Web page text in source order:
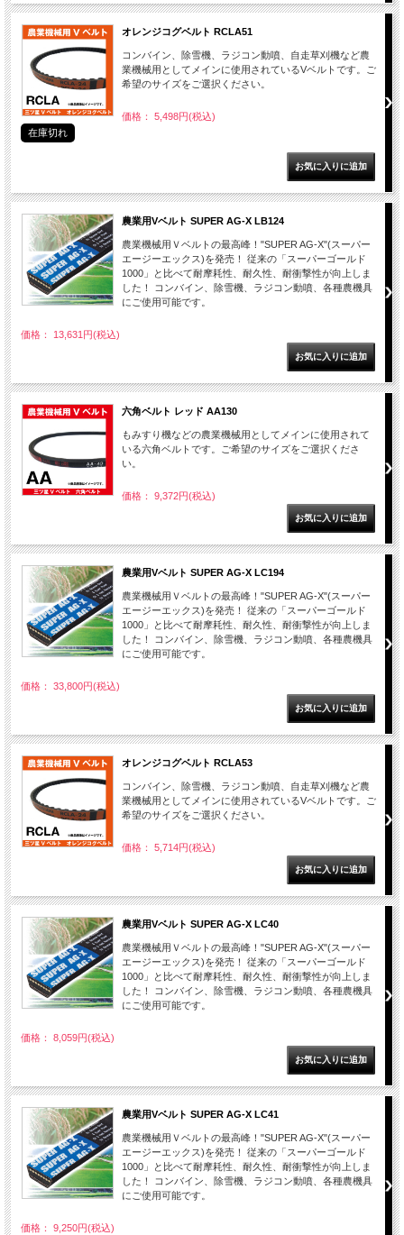
オレンジコグベルト RCLA51
コンバイン、除雪機、ラジコン動噴、自走草刈機など農
業機械用としてメインに使用されているVベルトです。ご
希望のサイズをご選択ください。
価格： 5,498円(税込)
在庫切れ
農業用Vベルト SUPER AG-X LB124
農業機械用Ｖベルトの最高峰！"SUPER AG-X"(スーパー
エージーエックス)を発売！ 従来の「スーパーゴールド
1000」と比べて耐摩耗性、耐久性、耐衝撃性が向上しま
した！ コンバイン、除雪機、ラジコン動噴、各種農機具
にご使用可能です。
価格： 13,631円(税込)
六角ベルト レッド AA130
もみすり機などの農業機械用としてメインに使用されて
いる六角ベルトです。ご希望のサイズをご選択くださ
い。
価格： 9,372円(税込)
農業用Vベルト SUPER AG-X LC194
農業機械用Ｖベルトの最高峰！"SUPER AG-X"(スーパー
エージーエックス)を発売！ 従来の「スーパーゴールド
1000」と比べて耐摩耗性、耐久性、耐衝撃性が向上しま
した！ コンバイン、除雪機、ラジコン動噴、各種農機具
にご使用可能です。
価格： 33,800円(税込)
オレンジコグベルト RCLA53
コンバイン、除雪機、ラジコン動噴、自走草刈機など農
業機械用としてメインに使用されているVベルトです。ご
希望のサイズをご選択ください。
価格： 5,714円(税込)
農業用Vベルト SUPER AG-X LC40
農業機械用Ｖベルトの最高峰！"SUPER AG-X"(スーパー
エージーエックス)を発売！ 従来の「スーパーゴールド
1000」と比べて耐摩耗性、耐久性、耐衝撃性が向上しま
した！ コンバイン、除雪機、ラジコン動噴、各種農機具
にご使用可能です。
価格： 8,059円(税込)
農業用Vベルト SUPER AG-X LC41
農業機械用Ｖベルトの最高峰！"SUPER AG-X"(スーパー
エージーエックス)を発売！ 従来の「スーパーゴールド
1000」と比べて耐摩耗性、耐久性、耐衝撃性が向上しま
した！ コンバイン、除雪機、ラジコン動噴、各種農機具
にご使用可能です。
価格： 9,250円(税込)